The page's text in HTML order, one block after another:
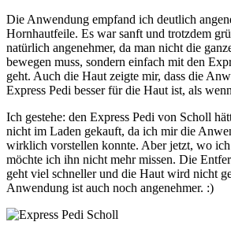
Die Anwendung empfand ich deutlich
Hornhautfeile. Es war sanft und trotzdem
natürlich angenehmer, da man nicht die
bewegen muss, sondern einfach mit den
geht. Auch die Haut zeigte mir, dass die
Express Pedi besser für die Haut ist, als
Ich gestehe: den Express Pedi von Scholl
nicht im Laden gekauft, da ich mir die
wirklich vorstellen konnte. Aber jetzt, wo ich
möchte ich ihn nicht mehr missen. Die
geht viel schneller und die Haut wird nicht
Anwendung ist auch noch angenehmer. :)